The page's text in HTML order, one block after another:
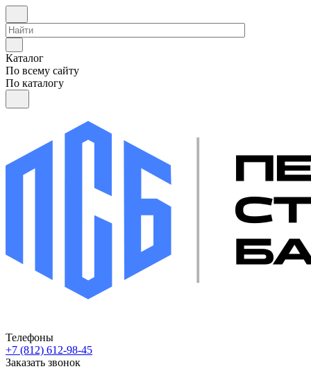
Каталог
По всему сайту
По каталогу
Телефоны
+7 (812) 612-98-45
Заказать звонок